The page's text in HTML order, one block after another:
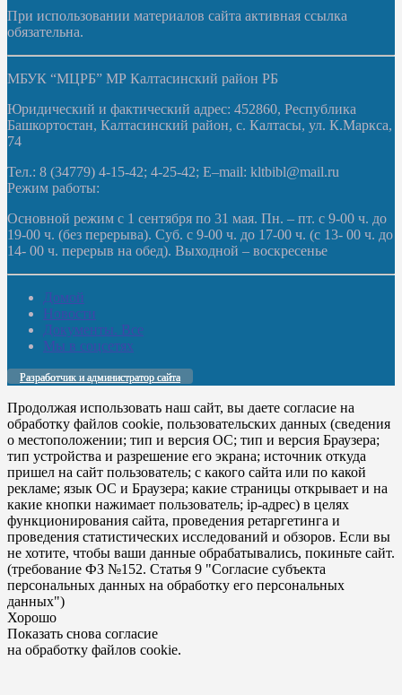
При использовании материалов сайта активная ссылка
обязательна.
МБУК “МЦРБ” МР Калтасинский район РБ
Юридический и фактический адрес: 452860, Республика
Башкортостан, Калтасинский район, с. Калтасы, ул. К.Маркса,
74
Тел.: 8 (34779) 4-15-42; 4-25-42; E–mail: kltbibl@mail.ru
Режим работы:
Основной режим с 1 сентября по 31 мая. Пн. – пт. с 9-00 ч. до
19-00 ч. (без перерыва). Суб. с 9-00 ч. до 17-00 ч. (с 13- 00 ч. до
14- 00 ч. перерыв на обед). Выходной – воскресенье
Домой
Новости
Документы. Все
Мы в соцсетях
Разработчик и администратор сайта
Продолжая использовать наш сайт, вы даете согласие на
обработку файлов cookie, пользовательских данных (сведения
о местоположении; тип и версия ОС; тип и версия Браузера;
тип устройства и разрешение его экрана; источник откуда
пришел на сайт пользователь; с какого сайта или по какой
рекламе; язык ОС и Браузера; какие страницы открывает и на
какие кнопки нажимает пользователь; ip-адрес) в целях
функционирования сайта, проведения ретаргетинга и
проведения статистических исследований и обзоров. Если вы
не хотите, чтобы ваши данные обрабатывались, покиньте сайт.
(требование ФЗ №152. Статья 9 "Согласие субъекта
персональных данных на обработку его персональных
данных")
Хорошо
Показать снова согласие
на обработку файлов cookie.